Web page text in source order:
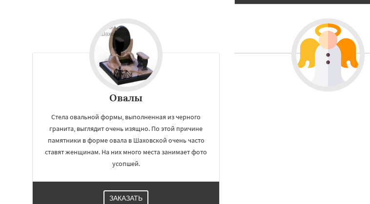
Овалы
Стела овальной формы, выполненная из черного
гранита, выглядит очень изящно. По этой причине
памятники в форме овала в Шаховской очень часто
ставят женщинам. На них много места занимает фото
усопшей.
ЗАКАЗАТЬ